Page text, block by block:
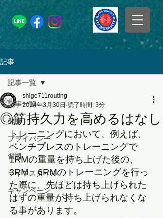
記事
記事一覧
健康
プライバシー
習慣
ライフスタイル
キャンペーン
記事一覧
◎筋持久力を高めるはなし
shige711routing
2024年3月30日 読了時間: 3分
トレーニングにおいて、例えば、
ベンチプレスのトレーニングで
1RMの重量を持ち上げた後の、
3RM、6RMのトレーニングを行っ
た際に、先ほどは持ち上げられた
はずの重量が持ち上げられなくな
る事があります。